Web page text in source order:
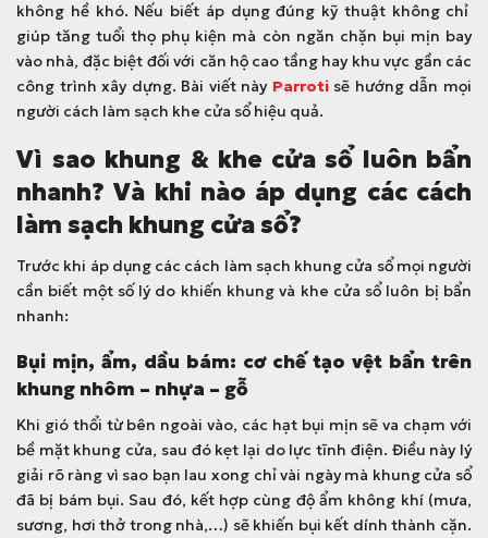
không hề khó. Nếu biết áp dụng đúng kỹ thuật không chỉ
giúp tăng tuổi thọ phụ kiện mà còn ngăn chặn bụi mịn bay
vào nhà, đặc biệt đối với căn hộ cao tầng hay khu vực gần các
công trình xây dựng. Bài viết này Parrotisẽ hướng dẫn mọi
người cách làm sạch khe cửa sổ hiệu quả.
Vì sao khung & khe cửa sổ luôn bẩn
nhanh? Và khi nào áp dụng các cách
làm sạch khung cửa sổ?
Trước khi áp dụng các cách làm sạch khung cửa sổ mọi người
cần biết một số lý do khiến khung và khe cửa sổ luôn bị bẩn
nhanh:
Bụi mịn, ẩm, dầu bám: cơ chế tạo vệt bẩn trên
khung nhôm – nhựa – gỗ
Khi gió thổi từ bên ngoài vào, các hạt bụi mịn sẽ va chạm với
bề mặt khung cửa, sau đó kẹt lại do lực tĩnh điện. Điều này lý
giải rõ ràng vì sao bạn lau xong chỉ vài ngày mà khung cửa sổ
đã bị bám bụi. Sau đó, kết hợp cùng độ ẩm không khí (mưa,
sương, hơi thở trong nhà,…) sẽ khiến bụi kết dính thành cặn.